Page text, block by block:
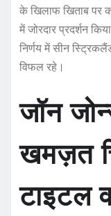
के खिलाफ खिताब पर
में जोरदार प्रदर्शन
निर्णय में सीन
विफल रहे।
जॉन
खमज़त
टाइटल